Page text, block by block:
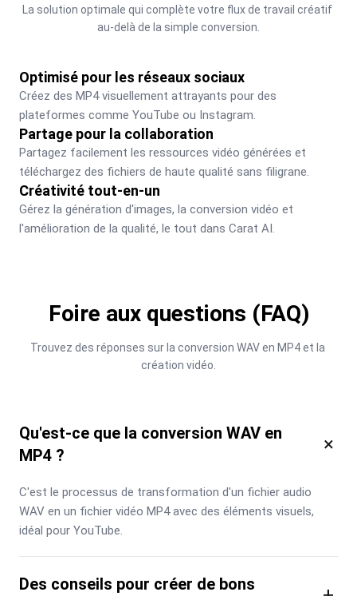
La solution optimale qui complète votre flux de travail créatif
au-delà de la simple conversion.
Optimisé pour les réseaux sociaux
Créez des MP4 visuellement attrayants pour des
plateformes comme YouTube ou Instagram.
Partage pour la collaboration
Partagez facilement les ressources vidéo générées et
téléchargez des fichiers de haute qualité sans filigrane.
Créativité tout-en-un
Gérez la génération d'images, la conversion vidéo et
l'amélioration de la qualité, le tout dans Carat AI.
Foire aux questions (FAQ)
Trouvez des réponses sur la conversion WAV en MP4 et la
création vidéo.
Qu'est-ce que la conversion WAV en
MP4 ?
×
C'est le processus de transformation d'un fichier audio
WAV en un fichier vidéo MP4 avec des éléments visuels,
idéal pour YouTube.
Des conseils pour créer de bons